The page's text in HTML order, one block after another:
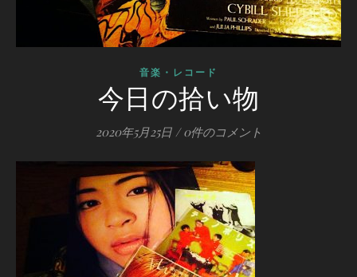
音楽・レコード
今日の拾い物
2020年5月25日 / 0件のコメント